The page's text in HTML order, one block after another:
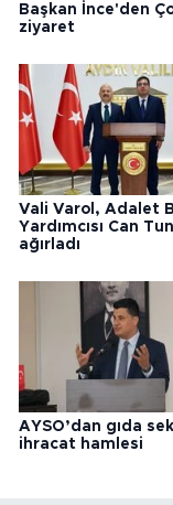
Başkan İnce'den
ziyaret
Vali Varol, Adalet
Yardımcısı Can
ağırladı
AYSO’dan gıda
ihracat hamlesi